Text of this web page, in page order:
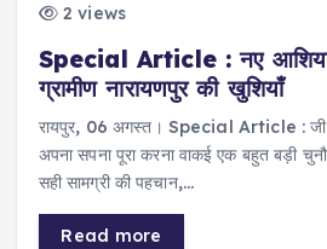
2 views
Special Article : नए
ग्रामीण नारायणपुर की खुशियाँ
​रायपुर, 06 अगस्त। Special Article : जी
अपना सपना पूरा करना वाकई एक बहुत बड़ी
सही सामग्री की पहचान,…
Read more